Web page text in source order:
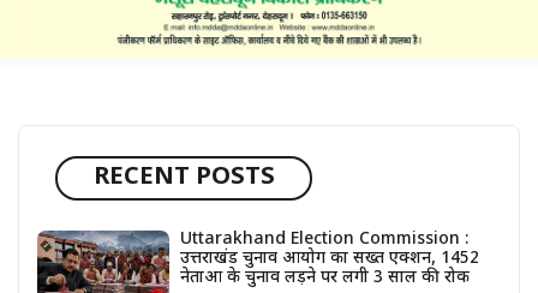
RECENT POSTS
Uttarakhand Election Commission :
उत्तराखंड चुनाव आयोग का सख्त एक्शन, 1452
नेताओं के चुनाव लड़ने पर लगी 3 साल की रोक